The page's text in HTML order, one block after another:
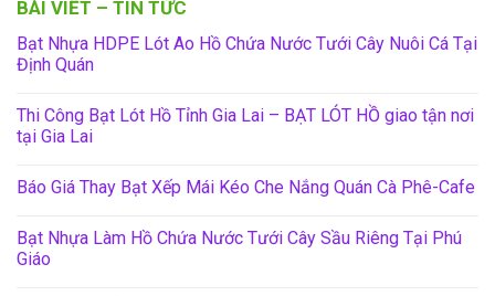
BÀI VIẾT – TIN TỨC
Bạt Nhựa HDPE Lót Ao Hồ Chứa Nước Tưới Cây Nuôi Cá Tại
Định Quán
Thi Công Bạt Lót Hồ Tỉnh Gia Lai – BẠT LÓT HỒ giao tận nơi
tại Gia Lai
Báo Giá Thay Bạt Xếp Mái Kéo Che Nắng Quán Cà Phê-Cafe
Bạt Nhựa Làm Hồ Chứa Nước Tưới Cây Sầu Riêng Tại Phú
Giáo